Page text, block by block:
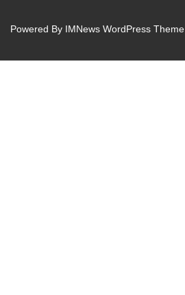
Powered By IMNews WordPress Theme